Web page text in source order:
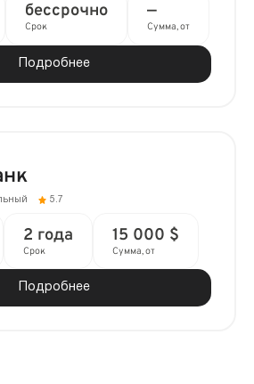
бессрочно
Срок
—
Сумма, от
Подробнее
5.7
2 года
Срок
15 000 $
Сумма, от
Подробнее